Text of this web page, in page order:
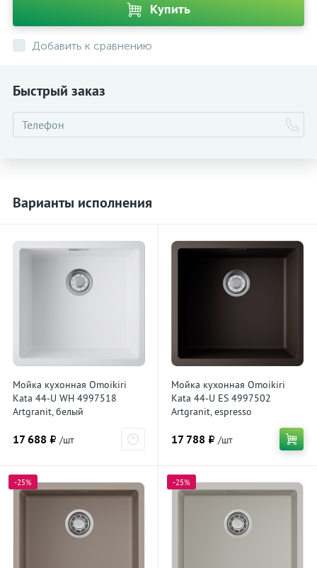
Купить
Добавить к сравнению
Быстрый заказ
Варианты исполнения
Мойка кухонная Omoikiri
Kata 44-U WH 4997518
Artgranit, белый
17 688 ₽ /шт
Мойка кухонная Omoikiri
Kata 44-U ES 4997502
Artgranit, espresso
17 788 ₽ /шт
-25% -25%